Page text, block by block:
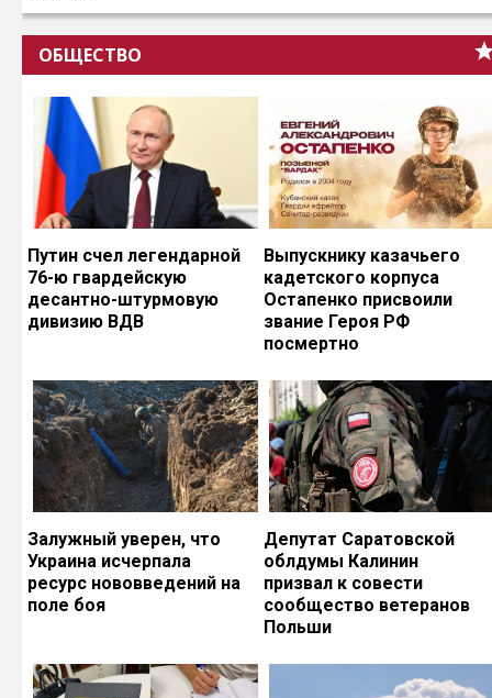
ОБЩЕСТВО
Путин счел легендарной
76-ю гвардейскую
десантно-штурмовую
дивизию ВДВ
Выпускнику казачьего
кадетского корпуса
Остапенко присвоили
звание Героя РФ
посмертно
Залужный уверен, что
Украина исчерпала
ресурс нововведений на
поле боя
Депутат Саратовской
облдумы Калинин
призвал к совести
сообщество ветеранов
Польши